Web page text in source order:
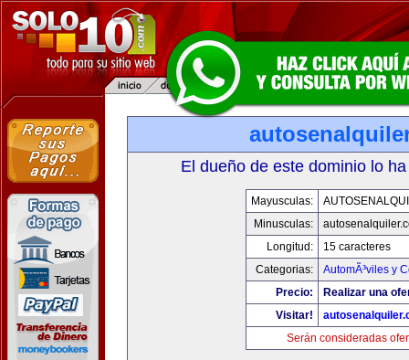
El dueño de este dominio lo
Mayusculas:
Minusculas:
Longitud:
15 caracteres
Categorias:
AutomÃ³viles y
Precio:
Realizar una
Visitar!
Serán consideradas